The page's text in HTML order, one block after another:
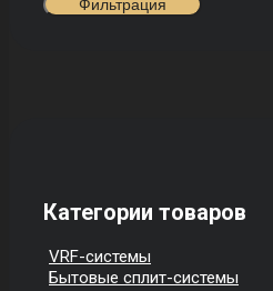
Фильтрация
Категории товаров
VRF-системы
Бытовые сплит-системы